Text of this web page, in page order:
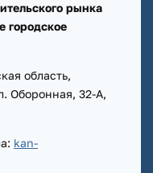
рынка
городское
область,
Оборонная, 32-А,
kan-